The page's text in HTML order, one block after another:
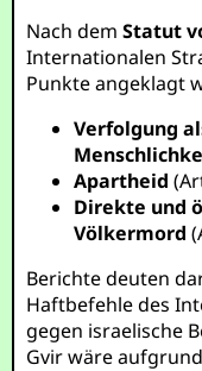
Nach demStatut
Internationalen
Punkte angeklagt
Verfolgung
Apartheid
Direkte und
Völkermord
Berichte deuten
Haftbefehle des
gegen israelische
Gvir wäre